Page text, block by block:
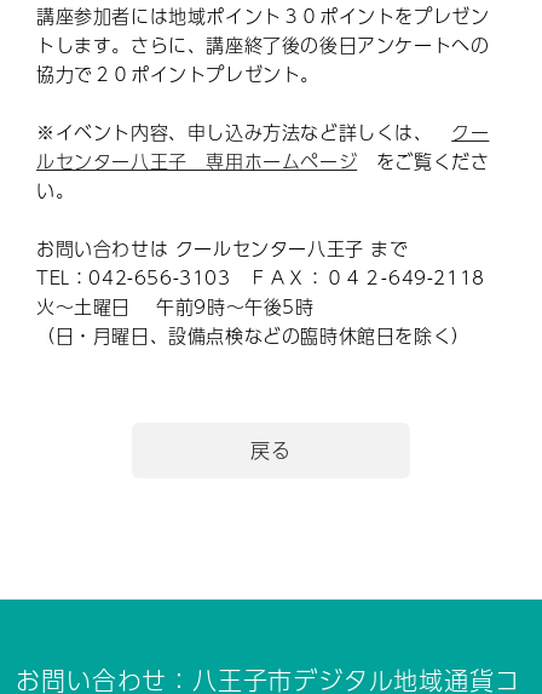
講座参加者には地域ポイント３０ポイントをプレゼン
トします。さらに、講座終了後の後日アンケートへの
協力で２０ポイントプレゼント。
※イベント内容、申し込み方法など詳しくは、 クー
ルセンター八王子 専用ホームページ をご覧くださ
い。
お問い合わせは クールセンター八王子 まで
TEL：042-656-3103 ＦＡＸ：０４２-649-2118
火～土曜日 午前9時～午後5時
（日・月曜日、設備点検などの臨時休館日を除く）
戻る
お問い合わせ：八王子市デジタル地域通貨コ